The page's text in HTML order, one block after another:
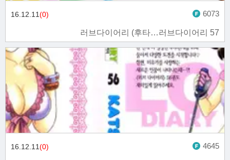
러브다이어리 (후타…러브다이어리 57
16.12.11(0) 6073
16.12.11(0) 4645